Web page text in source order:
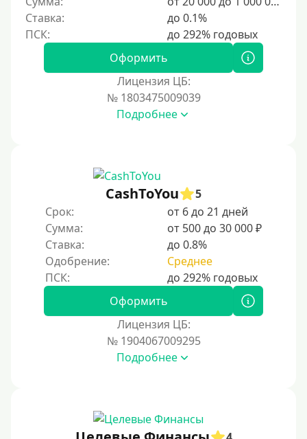
Ставка:
до 0.1%
Оформить
Лицензия ЦБ:
№ 1803475009039
Подробнее
CashToYou
5
Срок:
от 6 до 21 дней
Сумма:
от 500 до 30 000 ₽
Ставка:
до 0.8%
Одобрение:
Среднее
Оформить
Лицензия ЦБ:
№ 1904067009295
Подробнее